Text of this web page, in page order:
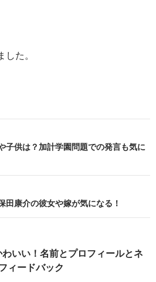
た。
子供は？加計学園問題での発言も気に
田康介の彼女や嫁が気になる！
わいい！名前とプロフィールとネ
ィードバック